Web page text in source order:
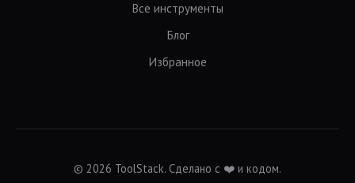
Все инструменты
Блог
Избранное
© 2026 ToolStack. Сделано с ❤️ и кодом.